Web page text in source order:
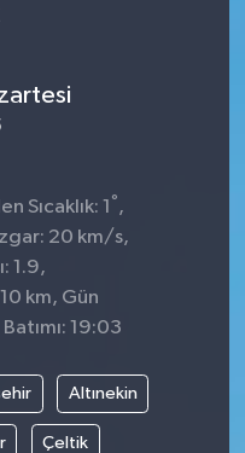
Sıcaklık: 1 ° ,
20 km/s,
1.9,
km, Gün
19:03
Altınekin
Çeltik